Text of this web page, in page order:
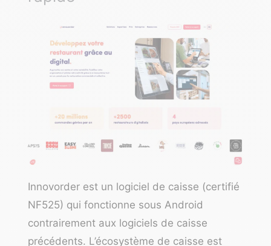
Innovorder est un logiciel de caisse (certifié
NF525) qui fonctionne sous Android
contrairement aux logiciels de caisse
précédents. L’écosystème de caisse est